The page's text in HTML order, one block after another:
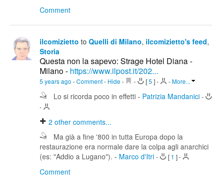
Comment
ilcomizietto to Quelli di Milano, ilcomizietto's feed,
Storia
Questa non la sapevo: Strage Hotel Diana -
Milano - https://www.ilpost.it/202...
5 years ago -Comment- Hide - - [5 ]- -More...
Lo si ricorda poco in effetti - Patrizia Mandanici -
-
2 other comments...
Ma già a fine '800 in tutta Europa dopo la
restaurazione era normale dare la colpa agli anarchici
(es: "Addio a Lugano"). - Marco d'Itri - [ 1 ]-
Comment